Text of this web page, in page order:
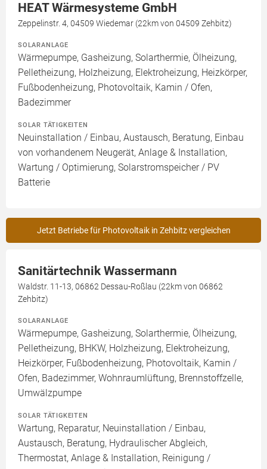
HEAT Wärmesysteme GmbH
Zeppelinstr. 4, 04509 Wiedemar (22km von 04509 Zehbitz)
SOLARANLAGE
Wärmepumpe, Gasheizung, Solarthermie, Ölheizung,
Pelletheizung, Holzheizung, Elektroheizung, Heizkörper,
Fußbodenheizung, Photovoltaik, Kamin / Ofen,
Badezimmer
SOLAR TÄTIGKEITEN
Neuinstallation / Einbau, Austausch, Beratung, Einbau
von vorhandenem Neugerät, Anlage & Installation,
Wartung / Optimierung, Solarstromspeicher / PV
Batterie
Jetzt Betriebe für Photovoltaik in Zehbitz vergleichen
Sanitärtechnik Wassermann
Waldstr. 11-13, 06862 Dessau-Roßlau (22km von 06862
Zehbitz)
SOLARANLAGE
Wärmepumpe, Gasheizung, Solarthermie, Ölheizung,
Pelletheizung, BHKW, Holzheizung, Elektroheizung,
Heizkörper, Fußbodenheizung, Photovoltaik, Kamin /
Ofen, Badezimmer, Wohnraumlüftung, Brennstoffzelle,
Umwälzpumpe
SOLAR TÄTIGKEITEN
Wartung, Reparatur, Neuinstallation / Einbau,
Austausch, Beratung, Hydraulischer Abgleich,
Thermostat, Anlage & Installation, Reinigung /